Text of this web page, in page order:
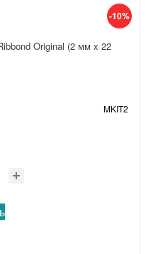
-10%
Original (2 мм x 22
MKIT2